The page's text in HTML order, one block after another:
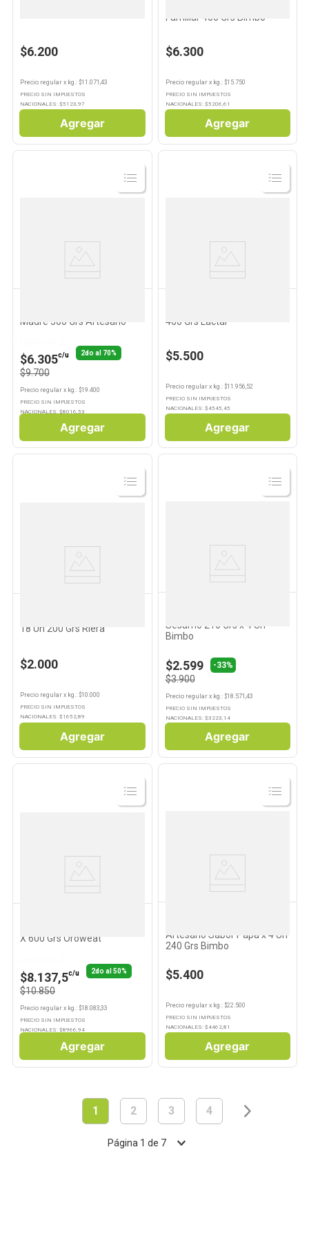
$6.200
Precio regular x kg.: $11.071,43
PRECIO SIN IMPUESTOS
NACIONALES: $5123,97
Agregar
Familiar 400 Grs Bimbo
$6.300
Precio regularx kg.: $15.750
PRECIO SIN IMPUESTOS
NACIONALES: $5206,61
Agregar
Ver
Producto
Madre 500 Grs Artesano
$6.305c/u 2do al 70%
$9.700
Precio regular x kg.: $19.400
PRECIO SIN IMPUESTOS
NACIONALES: $8016,53
Agregar
Ver
Producto
460 Grs Lactal
$5.500
Precio regularx kg. : $11.956,52
PRECIO SIN IMPUESTOS
NACIONALES: $4545,45
Agregar
Ver
Producto
18 Un 200 Grs Riera
$2.000
Precio regular x kg. : $10.000
PRECIO SIN IMPUESTOS
NACIONALES: $ 1652,89
Agregar
Ver
Producto
Sésamo 210 Grs x 4 Un
Bimbo
$2.599 -33%
$3.900
Precio regularx kg. : $18.571,43
PRECIO SIN IMPUESTOS
NACIONALES: $3223,14
Agregar
Ver
Producto
X 600 Grs Oroweat
$8.137,5c/u 2do al 50%
$10.850
Precio regular x kg. : $18.083,33
PRECIO SIN IMPUESTOS
NACIONALES: $8966,94
Agregar
Ver
Producto
Artesano Sabor Papa x 4 Un
240 Grs Bimbo
$5.400
Precio regularx kg.: $22.500
PRECIO SIN IMPUESTOS
NACIONALES: $4462,81
Agregar
1 2 3 4
Página 1 de 7